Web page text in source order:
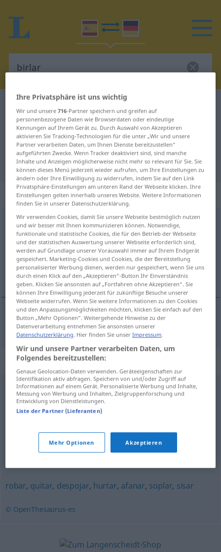
Spanisch-Deutsch Wörterbuch
Spanisch-Deutsch Übersetzung für
"birlar"
"birlar" Deutsch Übersetzung
„birlar“: verbo transitivo
birlar [birˈlar]v/t FAM
Übersicht aller Übersetzungen
(Für mehr Details die Übersetzung anklicken/antippen)
klauen, wegschnappen
klauen,wegschnappen birlar FAM
Synonyme für "birlar"
guindar,robar,afanar,hurtar,sustraer,arrebatar
escamotear,robar quitar,hurtar,
robar, quitar, despojar, hurtar, afanar, soplar, sisar
© OpenThesaurus-es
Ihre Privatsphäre ist uns wichtig
Wir und unsere716-Partner speichern und greifen auf
personenbezogene Daten wie Browserdaten oder eindeutige
Kennungen auf Ihrem Gerät zu. Durch Auswahl von Akzeptieren
aktivieren Sie Tracking-Technologien für die unter „Wir und unsere
Partner verarbeiten Daten, um Ihnen Dienste bereitzustellen“
aufgeführten Zwecke. Wenn Tracker deaktiviert sind, sind manche
Inhalte und Anzeigen möglicherweise nicht mehr so relevant für Sie. Sie
können dieses Menü jederzeit wieder aufrufen, um Ihre Einstellungen zu
ändern oder Ihre Einwilligung zu widerrufen, indem Sie auf den Link
Privatsphäre-Einstellungen am unteren Rand der Webseite klicken. Ihre
Einstellungen gelten innerhalb unseres Website. Weitere Informationen
finden Sie in unserer Datenschutzerklärung.
Wir verwenden Cookies, damit Sie unsere Webseite bestmöglich nutzen
und wir besser mit Ihnen kommunizieren können. Notwendige,
funktionale und statistische Cookies, die für den Betrieb der Webseite
und der statistischen Auswertung unserer Webseite erforderlich sind,
werden auf Grundlage unserer Vorauswahl immer auf Ihrem Endgerät
gespeichert. Marketing-Cookies und Cookies, die der Bereitstellung
personalisierter Werbung dienen, werden nur gespeichert, wenn Sie uns
durch einen Klick auf den „Akzeptieren“-Button Ihr Einverständnis
geben. Klicken Sie ansonsten auf „Fortfahren ohne Akzeptieren“. Sie
können Ihre Einwilligung jederzeit für zukünftige Besuche unserer
Webseite widerrufen. Wenn Sie weitere Informationen zu den Cookies
und den Anpassungsmöglichkeiten möchten, klicken Sie einfach auf den
Button „Mehr Optionen“. Weitergehende Hinweise zu der
Datenverarbeitung entnehmen Sie ansonsten unserer
Datenschutzerklärung. Hier finden Sie unserImpressum.
Wir und unsere Partner verarbeiten Daten, um
Folgendes bereitzustellen:
Genaue Geolocation-Daten verwenden. Geräteeigenschaften zur
Identifikation aktiv abfragen. Speichern von und/oder Zugriff auf
Informationen auf einem Gerät. Personalisierte Werbung und Inhalte,
Messung von Werbung und Inhalten, Zielgruppenforschung und
Entwicklung von Dienstleistungen.
Liste der Partner (Lieferanten)
Mehr Optionen Akzeptieren